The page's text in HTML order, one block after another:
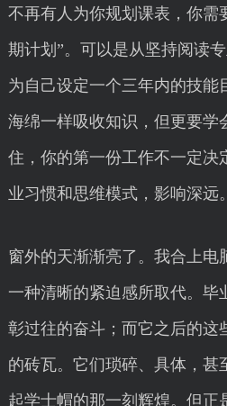
不再有人为你规划课表，你需
期计划”。可以是从坚持阅读
为自己设定一个三年内的技能
海绵一样吸收知识，但更要学
住，你的第一份工作不一定决
业习惯和思维模式，影响深远。
窗外的天渐渐亮了。我合上电
一种清晰的紧迫感所取代。毕
彰过往的奋斗；而它之后的这
的砖瓦。它们琐碎、具体，甚
起学士帽的那一刻辉煌。但正